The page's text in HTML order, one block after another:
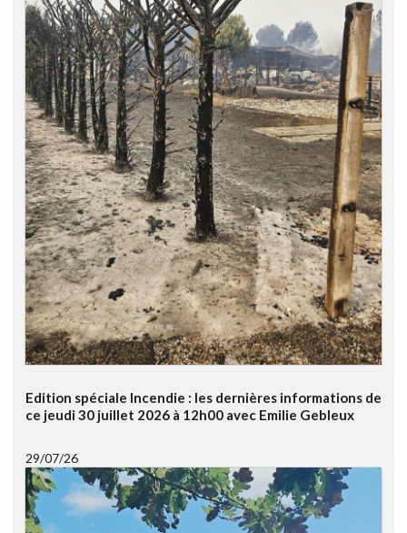
Edition spéciale Incendie : les dernières informations de
ce jeudi 30 juillet 2026 à 12h00 avec Emilie Gebleux
29/07/26